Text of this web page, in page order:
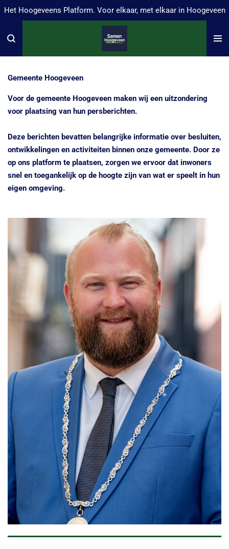
Ga
naar
Het Hoogeveens Platform. Voor elkaar, met elkaar in Hoogeveen
Gemeente Hoogeveen
Voor de gemeente Hoogeveen maken wij een uitzondering
voor plaatsing van hun persberichten.
Deze berichten bevatten belangrijke informatie over besluiten,
ontwikkelingen en activiteiten binnen onze gemeente. Door ze
op ons platform te plaatsen, zorgen we ervoor dat inwoners
snel en toegankelijk op de hoogte zijn van wat er speelt in hun
eigen omgeving.